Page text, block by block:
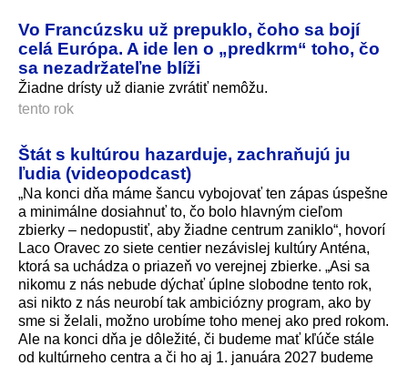
Vo Francúzsku už prepuklo, čoho sa bojí
celá Európa. A ide len o „predkrm“ toho, čo
sa nezadržateľne blíži
Žiadne drísty už dianie zvrátiť nemôžu.
tento rok
Štát s kultúrou hazarduje, zachraňujú ju
ľudia (videopodcast)
„Na konci dňa máme šancu vybojovať ten zápas úspešne
a minimálne dosiahnuť to, čo bolo hlavným cieľom
zbierky – nedopustiť, aby žiadne centrum zaniklo“, hovorí
Laco Oravec zo siete centier nezávislej kultúry Anténa,
ktorá sa uchádza o priazeň vo verejnej zbierke. „Asi sa
nikomu z nás nebude dýchať úplne slobodne tento rok,
asi nikto z nás neurobí tak ambiciózny program, ako by
sme si želali, možno urobíme toho menej ako pred rokom.
Ale na konci dňa je dôležité, či budeme mať kľúče stále
od kultúrneho centra a či ho aj 1. januára 2027 budeme